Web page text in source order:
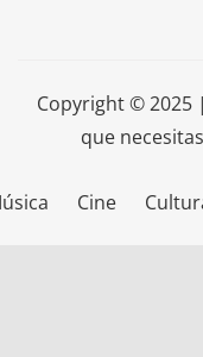
Copyright © 2025
que necesitas
Cine